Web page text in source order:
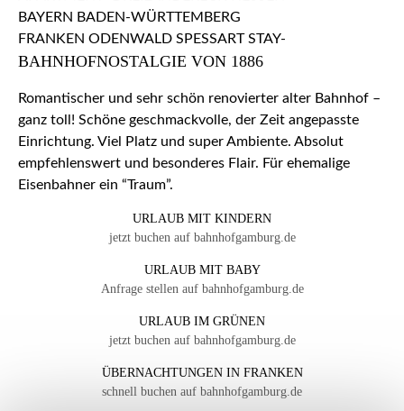
BAHNHOFNOSTALGIE VON 1886
Romantischer und sehr schön renovierter alter Bahnhof –
ganz toll! Schöne geschmackvolle, der Zeit angepasste
Einrichtung. Viel Platz und super Ambiente. Absolut
empfehlenswert und besonderes Flair. Für ehemalige
Eisenbahner ein “Traum”.
URLAUB MIT KINDERN
jetzt buchen auf bahnhofgamburg.de
URLAUB MIT BABY
Anfrage stellen auf bahnhofgamburg.de
URLAUB IM GRÜNEN
jetzt buchen auf bahnhofgamburg.de
ÜBERNACHTUNGEN IN FRANKEN
schnell buchen auf bahnhofgamburg.de